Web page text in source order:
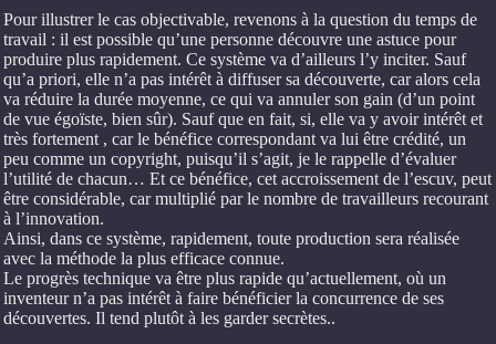
Pour illustrer le cas objectivable, revenons à la question du temps de
travail : il est possible qu’une personne découvre une astuce pour
produire plus rapidement. Ce système va d’ailleurs l’y inciter. Sauf
qu’a priori, elle n’a pas intérêt à diffuser sa découverte, car alors cela
va réduire la durée moyenne, ce qui va annuler son gain (d’un point
de vue égoïste, bien sûr). Sauf que en fait, si, elle va y avoir intérêt et
très fortement , car le bénéfice correspondant va lui être crédité, un
peu comme un copyright, puisqu’il s’agit, je le rappelle d’évaluer
l’utilité de chacun… Et ce bénéfice, cet accroissement de l’escuv, peut
être considérable, car multiplié par le nombre de travailleurs recourant
à l’innovation.
Ainsi, dans ce système, rapidement, toute production sera réalisée
avec la méthode la plus efficace connue.
Le progrès technique va être plus rapide qu’actuellement, où un
inventeur n’a pas intérêt à faire bénéficier la concurrence de ses
découvertes. Il tend plutôt à les garder secrètes..